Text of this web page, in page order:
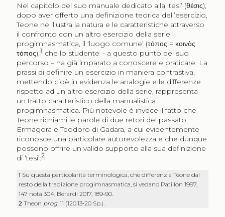
Nel capitolo del suo manuale dedicato alla ‘tesi’ (θέσις),
dopo aver offerto una definizione teorica dell’esercizio,
Teone ne illustra la natura e le caratteristiche attraverso
il confronto con un altro esercizio della serie
progimnasmatica, il ‘luogo comune’ (τόπος = κοινὸς
τόπος),1 che lo studente – a questo punto del suo
percorso – ha già imparato a conoscere e praticare. La
prassi di definire un esercizio in maniera contrastiva,
mettendo cioè in evidenza le analogie e le differenze
rispetto ad un altro esercizio della serie, rappresenta
un tratto caratteristico della manualistica
progimnasmatica. Più notevole è invece il fatto che
Teone richiami le parole di due retori del passato,
Ermagora e Teodoro di Gadara, a cui evidentemente
riconosce una particolare autorevolezza e che dunque
possono offrire un valido supporto alla sua definizione
di ‘tesi’:2
1 Su questa particolarità terminologica, che differenzia Teone dal
resto della tradizione progimnasmatica, si vedano Patillon 1997,
147 nota 304; Berardi 2017, 189‑90.
2Theon prog.11 (120.13‑20 Sp.).